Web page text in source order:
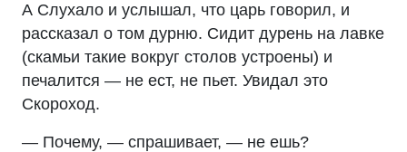
А Слухало и услышал, что царь говорил, и
рассказал о том дурню. Сидит дурень на лавке
(скамьи такие вокруг столов устроены) и
печалится — не ест, не пьет. Увидал это
Скороход.
— Почему, — спрашивает, — не ешь?